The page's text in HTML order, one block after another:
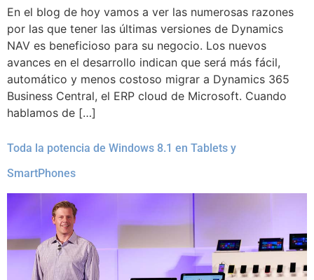
En el blog de hoy vamos a ver las numerosas razones
por las que tener las últimas versiones de Dynamics
NAV es beneficioso para su negocio. Los nuevos
avances en el desarrollo indican que será más fácil,
automático y menos costoso migrar a Dynamics 365
Business Central, el ERP cloud de Microsoft. Cuando
hablamos de […]
Toda la potencia de Windows 8.1 en Tablets y
SmartPhones